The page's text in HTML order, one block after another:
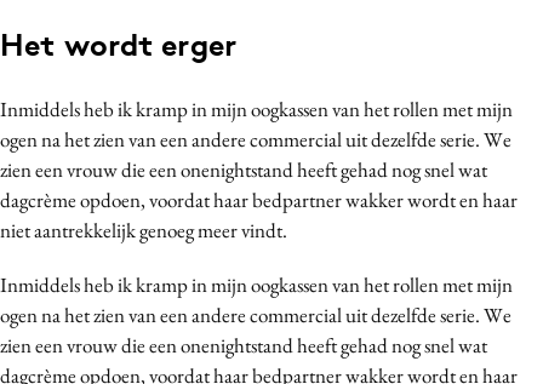
Influencer marketing
Martech
Media
Merkstrategie
PR
Programmatic
Purpose Marketing
Reputatie & crisis
Het wordt erger
Inmiddels heb ik kramp in mijn oogkassen van het rollen met mijn
ogen na het zien van een andere commercial uit dezelfde serie. We
zien een vrouw die een onenightstand heeft gehad nog snel wat
dagcrème opdoen, voordat haar bedpartner wakker wordt en haar
niet aantrekkelijk genoeg meer vindt.
Inmiddels heb ik kramp in mijn oogkassen van het rollen met mijn
ogen na het zien van een andere commercial uit dezelfde serie. We
zien een vrouw die een onenightstand heeft gehad nog snel wat
dagcrème opdoen, voordat haar bedpartner wakker wordt en haar